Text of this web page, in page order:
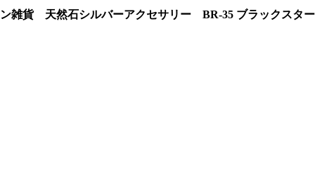
雑貨 天然石シルバーアクセサリー BR-35 ブラックスタ